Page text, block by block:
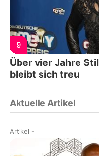
9
Über vier Jahre
bleibt sich treu
Aktuelle Artikel
Artikel -